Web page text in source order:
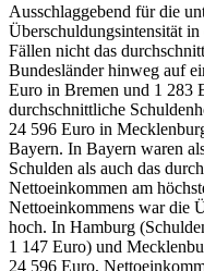
Ausschlaggebend für die
Überschuldungsintensität
Fällen nicht das
Bundesländer hinweg auf
Euro in Bremen und 1 283
durchschnittliche
24 596 Euro in
Bayern. In Bayern waren
Schulden als auch das
Nettoeinkommen am
Nettoeinkommens war die
hoch. In Hamburg
1 147 Euro) und
24 596 Euro,